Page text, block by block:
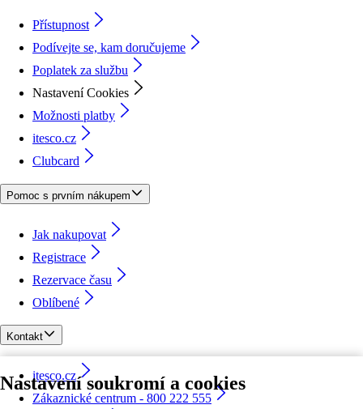
Nastavení soukromí a cookies
Přístupnost
Podívejte se, kam doručujeme
Poplatek za službu
Nastavení Cookies
Možnosti platby
itesco.cz
Clubcard
Pomoc s prvním nákupem
Jak nakupovat
Registrace
Rezervace času
Oblíbené
Kontakt
itesco.cz
Zákaznické centrum - 800 222 555